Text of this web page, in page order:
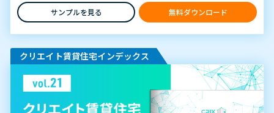
サンプルを見る 無料ダウンロード
クリエイト賃貸住宅インデックス